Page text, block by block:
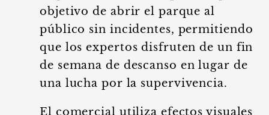
objetivo de abrir el parque al
público sin incidentes, permitiendo
que los expertos disfruten de un fin
de semana de descanso en lugar de
una lucha por la supervivencia.
El comercial utiliza efectos visuales